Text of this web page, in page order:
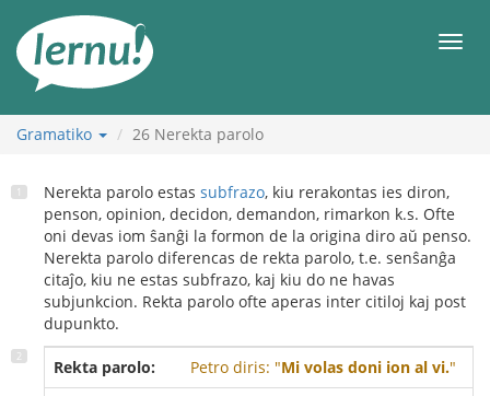
enhavo
Gramatiko 26 Nerekta parolo
Nerekta parolo estas subfrazo, kiu rerakontas ies diron,
penson, opinion, decidon, demandon, rimarkon k.s. Ofte
oni devas iom ŝanĝi la formon de la origina diro aŭ penso.
Nerekta parolo diferencas de rekta parolo, t.e. senŝanĝa
citaĵo, kiu ne estas subfrazo, kaj kiu do ne havas
subjunkcion. Rekta parolo ofte aperas inter citiloj kaj post
dupunkto.
Rekta parolo: Petro diris: "Mi volas doni ion al vi."